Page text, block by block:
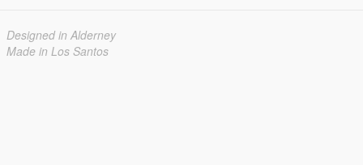
Designed in Alderney
Made in Los Santos